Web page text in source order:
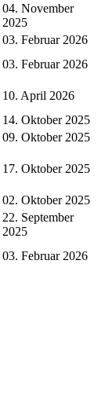
04. November
2025
03. Februar 2026
03. Februar 2026
10. April 2026
14. Oktober 2025
09. Oktober 2025
17. Oktober 2025
02. Oktober 2025
22. September
2025
03. Februar 2026